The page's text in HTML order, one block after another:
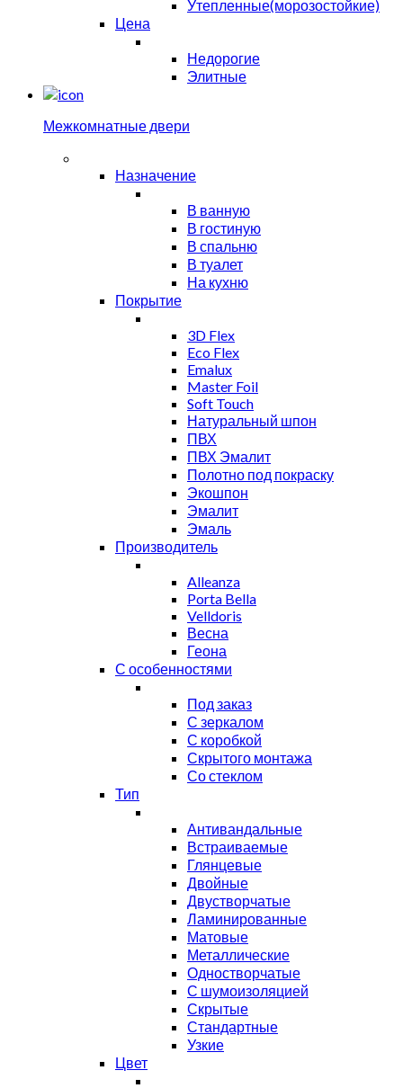
Утепленные(морозостойкие)
Цена
Недорогие
Элитные
Межкомнатные двери
Назначение
В ванную
В гостиную
В спальню
В туалет
На кухню
Покрытие
3D Flex
Eco Flex
Emalux
Master Foil
Soft Touch
Натуральный шпон
ПВХ
ПВХ Эмалит
Полотно под покраску
Экошпон
Эмалит
Эмаль
Производитель
Alleanza
Porta Bella
Velldoris
Весна
Геона
С особенностями
Под заказ
С зеркалом
С коробкой
Скрытого монтажа
Со стеклом
Тип
Антивандальные
Встраиваемые
Глянцевые
Двойные
Двустворчатые
Ламинированные
Матовые
Металлические
Одностворчатые
С шумоизоляцией
Скрытые
Стандартные
Узкие
Цвет